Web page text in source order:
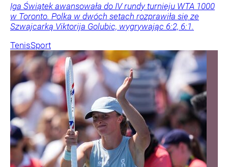
Iga Świątek awansowała do IV rundy turnieju WTA 1000
w Toronto. Polka w dwóch setach rozprawiła się ze
Szwajcarką Viktorija Golubic, wygrywając 6:2, 6:1.
TenisSport